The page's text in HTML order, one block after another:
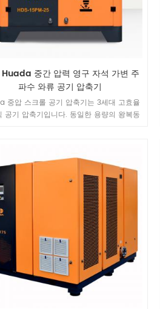
Huada 중간 압력 영구 자석 가변 주
파수 와류 공기 압축기
중압 스크롤 공기 압축기는 3세대 고효율
공기 압축기입니다. 동일한 용량의 왕복동